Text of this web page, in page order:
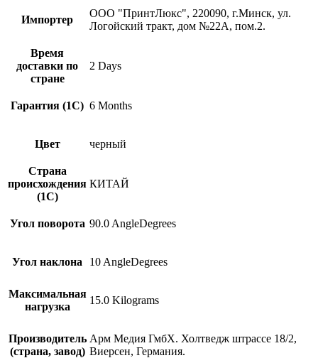
Импортер
ООО "ПринтЛюкс", 220090, г.Минск, ул.
Логойский тракт, дом №22А, пом.2.
Время
доставки по
стране
2 Days
Гарантия (1С) 6 Months
Цвет черный
Страна
происхождения
(1С)
КИТАЙ
Угол поворота 90.0 AngleDegrees
Угол наклона 10 AngleDegrees
Максимальная
нагрузка
15.0 Kilograms
Производитель
(страна, завод)
Арм Медия ГмбХ. Холтведж штрассе 18/2,
Виерсен, Германия.